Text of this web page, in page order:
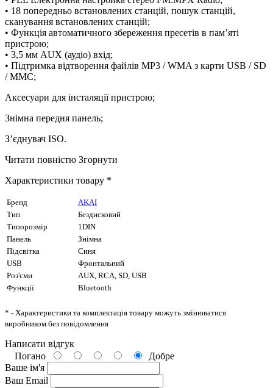
• 18 попередньо встановлених станцій, пошук станцій,
сканування встановлених станцій;
• Функція автоматичного збереження пресетів в пам’яті
пристрою;
• 3,5 мм AUX (аудіо) вхід;
• Підтримка відтворення файлів MP3 / WMA з карти USB / SD
/ MMC;
Аксесуари для інсталяції пристрою;
Знімна передня панель;
З’єднувач ISO.
Читати повністю Згорнути
Характеристики товару *
Бренд
AKAI
Тип
Бездисковий
Типорозмір
1DIN
Панель
Знімна
Підсвітка
Синя
USB
Фронтальний
Роз'єми
AUX, RCA, SD, USB
Функції
Bluetooth
* - Характеристики та комплектація товару можуть змінюватися
виробником без повідомлення
Написати відгук
Погано
Добре
Ваше ім'я
Ваш Email